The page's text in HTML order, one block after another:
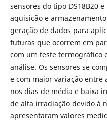
sensores do tipo DS18B20
aquisição e
geração de dados para
futuras que ocorrem em
com um teste termográfico
análise. Os sensores se
e com maior variação entre
nos dias de média e baixa
de alta irradiação devido à
apresentaram valores